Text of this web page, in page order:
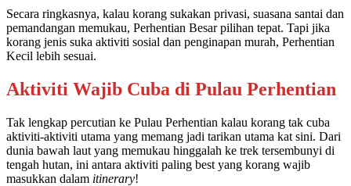
Secara ringkasnya, kalau korang sukakan privasi, suasana santai dan
pemandangan memukau, Perhentian Besar pilihan tepat. Tapi jika
korang jenis suka aktiviti sosial dan penginapan murah, Perhentian
Kecil lebih sesuai.
Aktiviti Wajib Cuba di Pulau Perhentian
Tak lengkap percutian ke Pulau Perhentian kalau korang tak cuba
aktiviti-aktiviti utama yang memang jadi tarikan utama kat sini. Dari
dunia bawah laut yang memukau hinggalah ke trek tersembunyi di
tengah hutan, ini antara aktiviti paling best yang korang wajib
masukkan dalam itinerary!